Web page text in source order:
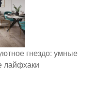
гнездо: умные
лайфхаки